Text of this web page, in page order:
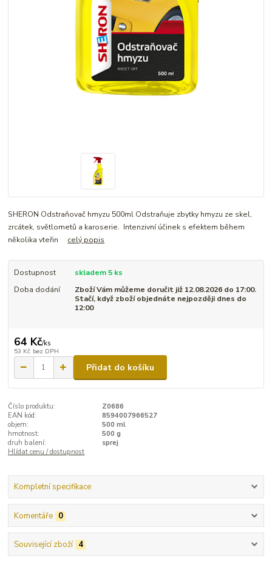
SHERON Odstraňovač hmyzu 500ml Odstraňuje zbytky hmyzu ze skel,
zrcátek, světlometů a karoserie. Intenzivní účinek s efektem během
několika vteřin celý popis
Dostupnost
skladem 5 ks
Doba dodání
Zboží Vám můžeme doručit již 12.08.2026 do 17:00.
Stačí, když zboží objednáte nejpozději dnes do
12:00
64 Kč/ks
53 Kč bez DPH
Přidat do košíku
Číslo produktu:
Z0686
EAN kód:
8594007966527
objem:
500 ml
hmotnost:
500 g
druh balení:
sprej
Hlídat cenu / dostupnost
Kompletní specifikace
Komentáře 0
Související zboží 4